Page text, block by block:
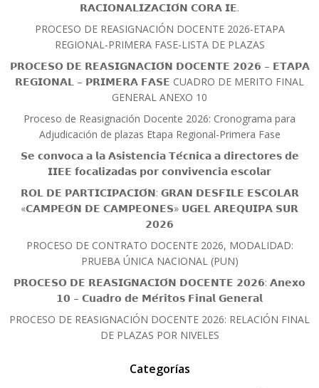
𝗥𝗔𝗖𝗜𝗢𝗡𝗔𝗟𝗜𝗭𝗔𝗖𝗜𝗢́𝗡 𝗖𝗢𝗥𝗔 𝗜𝗘.
PROCESO DE REASIGNACIÓN DOCENTE 2026-ETAPA
REGIONAL-PRIMERA FASE-LISTA DE PLAZAS
𝗣𝗥𝗢𝗖𝗘𝗦𝗢 𝗗𝗘 𝗥𝗘𝗔𝗦𝗜𝗚𝗡𝗔𝗖𝗜𝗢́𝗡 𝗗𝗢𝗖𝗘𝗡𝗧𝗘 𝟮𝟬𝟮𝟲 – 𝗘𝗧𝗔𝗣𝗔
𝗥𝗘𝗚𝗜𝗢𝗡𝗔𝗟 – 𝗣𝗥𝗜𝗠𝗘𝗥𝗔 𝗙𝗔𝗦𝗘 CUADRO DE MERITO FINAL
GENERAL ANEXO 10
Proceso de Reasignación Docente 2026: Cronograma para
Adjudicación de plazas Etapa Regional-Primera Fase
𝗦𝗲 𝗰𝗼𝗻𝘃𝗼𝗰𝗮 𝗮 𝗹𝗮 𝗔𝘀𝗶𝘀𝘁𝗲𝗻𝗰𝗶𝗮 𝗧𝗲́𝗰𝗻𝗶𝗰𝗮 𝗮 𝗱𝗶𝗿𝗲𝗰𝘁𝗼𝗿𝗲𝘀 𝗱𝗲
𝗜𝗜𝗘𝗘 𝗳𝗼𝗰𝗮𝗹𝗶𝘇𝗮𝗱𝗮𝘀 𝗽𝗼𝗿 𝗰𝗼𝗻𝘃𝗶𝘃𝗲𝗻𝗰𝗶𝗮 𝗲𝘀𝗰𝗼𝗹𝗮𝗿
𝗥𝗢𝗟 𝗗𝗘 𝗣𝗔𝗥𝗧𝗜𝗖𝗜𝗣𝗔𝗖𝗜𝗢́𝗡: 𝗚𝗥𝗔𝗡 𝗗𝗘𝗦𝗙𝗜𝗟𝗘 𝗘𝗦𝗖𝗢𝗟𝗔𝗥
«𝗖𝗔𝗠𝗣𝗘𝗢́𝗡 𝗗𝗘 𝗖𝗔𝗠𝗣𝗘𝗢𝗡𝗘𝗦» 𝗨𝗚𝗘𝗟 𝗔𝗥𝗘𝗤𝗨𝗜𝗣𝗔 𝗦𝗨𝗥
𝟮𝟬𝟮𝟲
PROCESO DE CONTRATO DOCENTE 2026, MODALIDAD:
PRUEBA ÚNICA NACIONAL (PUN)
𝗣𝗥𝗢𝗖𝗘𝗦𝗢 𝗗𝗘 𝗥𝗘𝗔𝗦𝗜𝗚𝗡𝗔𝗖𝗜𝗢́𝗡 𝗗𝗢𝗖𝗘𝗡𝗧𝗘 𝟮𝟬𝟮𝟲: 𝗔𝗻𝗲𝘅𝗼
𝟭𝟬 – 𝗖𝘂𝗮𝗱𝗿𝗼 𝗱𝗲 𝗠𝗲́𝗿𝗶𝘁𝗼𝘀 𝗙𝗶𝗻𝗮𝗹 𝗚𝗲𝗻𝗲𝗿𝗮𝗹
PROCESO DE REASIGNACIÓN DOCENTE 2026: RELACIÓN FINAL
DE PLAZAS POR NIVELES
Categorías